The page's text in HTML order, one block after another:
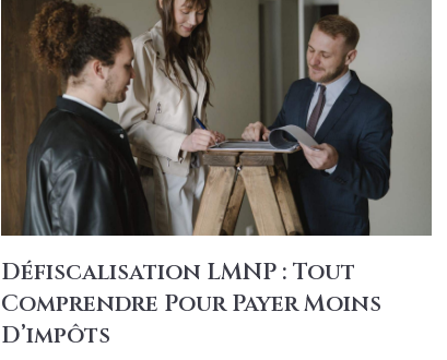
Défiscalisation LMNP : Tout
Comprendre Pour Payer Moins
D’impôts